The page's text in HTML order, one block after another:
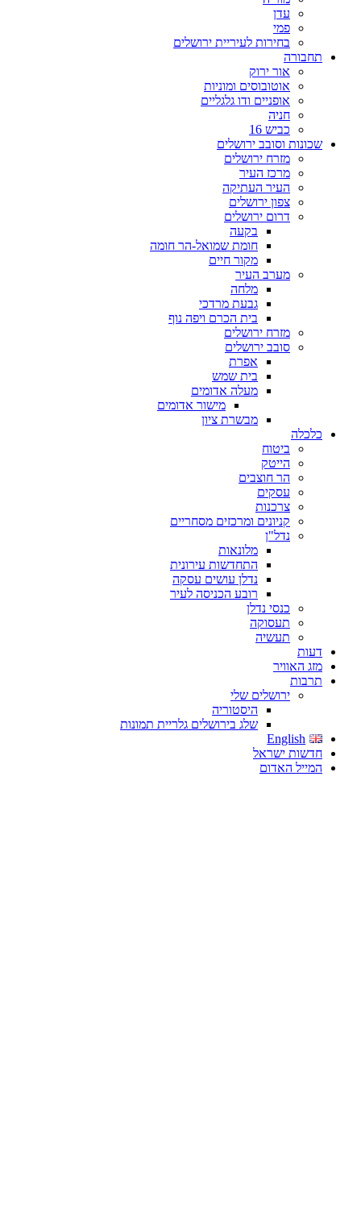
עדן
פמי
בחירות לעיריית ירושלים
תחבורה
אור ירוק
אוטובוסים ומוניות
אופניים ודו גלגליים
חניה
כביש 16
שכונות וסובב ירושלים
מזרח ירושלים
מרכז העיר
העיר העתיקה
צפון ירושלים
דרום ירושלים
בקעה
חומת שמואל-הר חומה
מקור חיים
מערב העיר
מלחה
גבעת מרדכי
בית הכרם ויפה נוף
מזרח ירושלים
סובב ירושלים
אפרת
בית שמש
מעלה אדומים
מישור אדומים
מבשרת ציון
כלכלה
ביטוח
הייטק
הר חוצבים
עסקים
צרכנות
קניונים ומרכזים מסחריים
נדל"ן
מלונאות
התחדשות עירונית
נדלן עושים עסקה
רובע הכניסה לעיר
כנסי נדלן
תעסוקה
תעשיה
דעות
מזג האוויר
תרבות
ירושלים שלי
היסטוריה
שלג בירושלים גלריית תמונות
English
חדשות ישראל
המייל האדום